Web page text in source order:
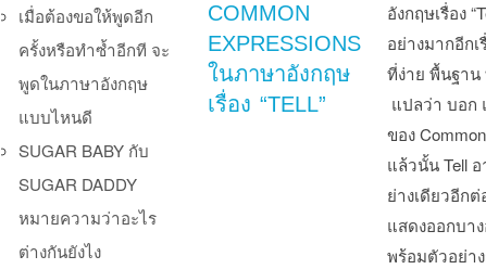
COMMON
EXPRESSIONS
ในภาษาอังกฤษ
เรื่อง “TELL”
อังกฤษเรื่อง
อย่างมากอีก
ที่ง่าย พื้นฐาน
แปลว่า บอก
ของ
แล้วนั้น Tell
ย่างเดียวอีก
แสดงออกบา
พร้อมตัวอย่าง
เมื่อต้องขอให้พูดอีก
ครั้งหรือทำซ้ำอีกที จะ
พูดในภาษาอังกฤษ
แบบไหนดี
SUGAR BABY กับ
SUGAR DADDY
หมายความว่าอะไร
ต่างกันยังไง